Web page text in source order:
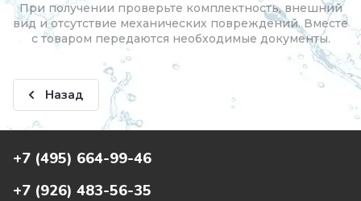
При получении проверьте комплектность, внешний
вид и отсутствие механических повреждений. Вместе
с товаром передаются необходимые документы.
Назад
+7 (495) 664-99-46
+7 (926) 483-56-35